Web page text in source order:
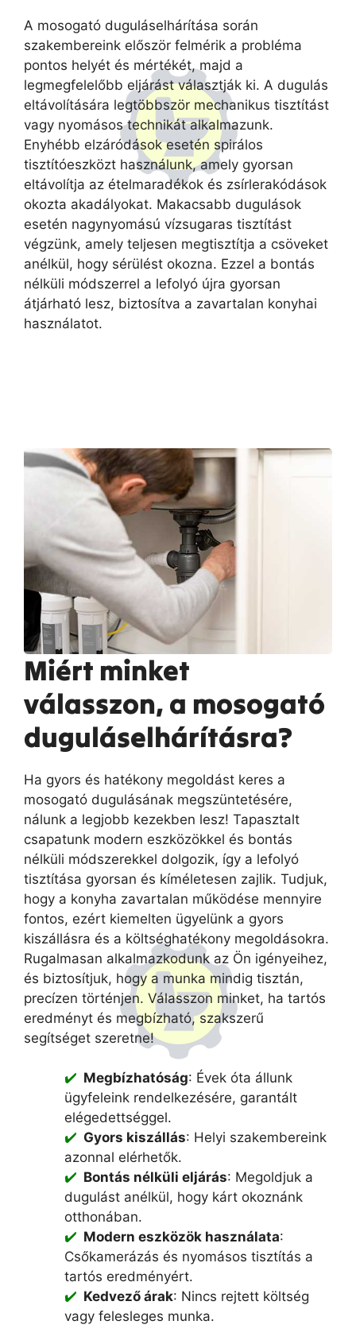
A mosogató duguláselhárítása során
szakembereink először felmérik a probléma
pontos helyét és mértékét, majd a
legmegfelelőbb eljárást választják ki. A dugulás
eltávolítására legtöbbször mechanikus tisztítást
vagy nyomásos technikát alkalmazunk.
Enyhébb elzáródások esetén spirálos
tisztítóeszközt használunk, amely gyorsan
eltávolítja az ételmaradékok és zsírlerakódások
okozta akadályokat. Makacsabb dugulások
esetén nagynyomású vízsugaras tisztítást
végzünk, amely teljesen megtisztítja a csöveket
anélkül, hogy sérülést okozna. Ezzel a bontás
nélküli módszerrel a lefolyó újra gyorsan
átjárható lesz, biztosítva a zavartalan konyhai
használatot.
Miért minket
válasszon, a mosogató
duguláselhárításra?
Ha gyors és hatékony megoldást keres a
mosogató dugulásának megszüntetésére,
nálunk a legjobb kezekben lesz! Tapasztalt
csapatunk modern eszközökkel és bontás
nélküli módszerekkel dolgozik, így a lefolyó
tisztítása gyorsan és kíméletesen zajlik. Tudjuk,
hogy a konyha zavartalan működése mennyire
fontos, ezért kiemelten ügyelünk a gyors
kiszállásra és a költséghatékony megoldásokra.
Rugalmasan alkalmazkodunk az Ön igényeihez,
és biztosítjuk, hogy a munka mindig tisztán,
precízen történjen. Válasszon minket, ha tartós
eredményt és megbízható, szakszerű
segítséget szeretne!
Megbízhatóság: Évek óta állunk
ügyfeleink rendelkezésére, garantált
elégedettséggel.
Gyors kiszállás: Helyi szakembereink
azonnal elérhetők.
Bontás nélküli eljárás: Megoldjuk a
dugulást anélkül, hogy kárt okoznánk
otthonában.
Modern eszközök használata:
Csőkamerázás és nyomásos tisztítás a
tartós eredményért.
Kedvező árak: Nincs rejtett költség
vagy felesleges munka.